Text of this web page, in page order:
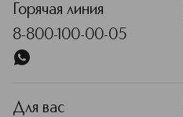
Горячая линия
8-800-100-00-05
Для вас